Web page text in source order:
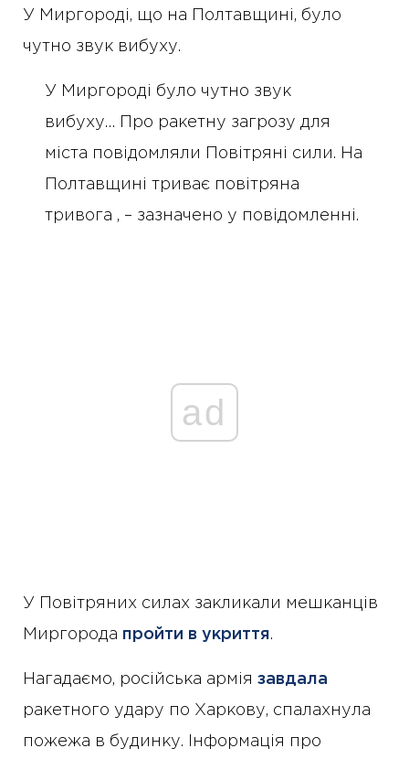
У Миргороді, що на Полтавщині, було
чутно звук вибуху.
У Миргороді було чутно звук
вибуху… Про ракетну загрозу для
міста повідомляли Повітряні сили. На
Полтавщині триває повітряна
тривога , – зазначено у повідомленні.
ad
У Повітряних силах закликали мешканців
Миргорода пройти в укриття.
Нагадаємо, російська армія завдала
ракетного удару по Харкову, спалахнула
пожежа в будинку. Інформація про